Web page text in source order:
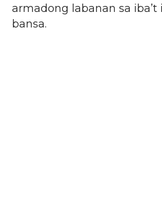
armadong labanan sa
bansa.